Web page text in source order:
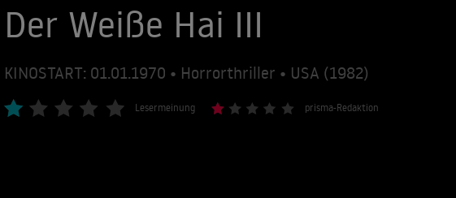
Der Weiße Hai III
KINOSTART: 01.01.1970 • Horrorthriller • USA (1982)
Lesermeinung prisma-Redaktion